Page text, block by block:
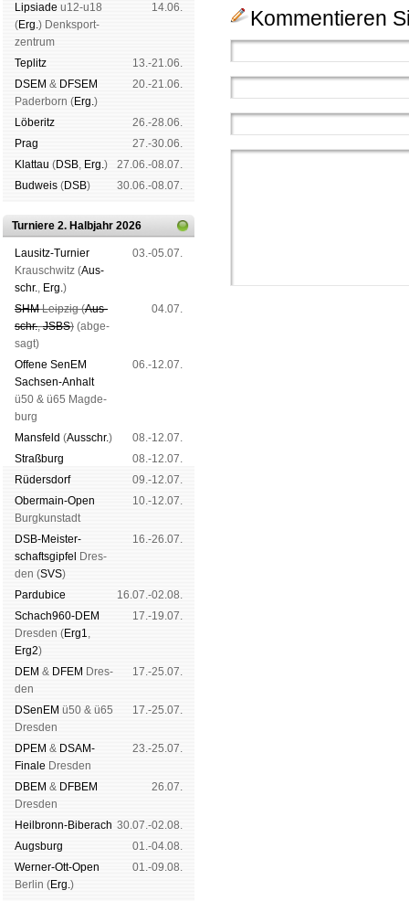
Lipsiade u12-u18
(Erg.) Denk­sport­
zen­trum
14.06.
Tep­litz
13.-21.06.
DSEM & DFSEM
Pader­born (Erg.)
20.-21.06.
Lö­be­ritz
26.-28.06.
Prag
27.-30.06.
Klat­tau (DSB, Erg.)
27.06.-08.07.
Bud­weis (DSB) 30.06.-08.07.
Turniere 2. Halbjahr 2026
Lau­sitz-Tur­nier
Krausch­witz (Aus­
schr., Erg.)
03.-05.07.
SHMLeip­zig (Aus­
schr.,JSBS) (ab­ge­
sagt)
04.07.
Offene SenEM
Sach­sen-An­halt
ü50 & ü65 Mag­de­
burg
06.-12.07.
Mans­feld (Aus­schr.)
08.-12.07.
Straß­burg
08.-12.07.
Rüders­dorf
09.-12.07.
Ober­main-Open
Burg­kun­stadt
10.-12.07.
DSB-Meister­
schafts­gipfel Dres­
den (SVS)
16.-26.07.
Pardu­bice
16.07.-02.08.
Schach960-DEM
Dres­den (Erg1,
Erg2)
17.-19.07.
DEM & DFEM Dres­
den
17.-25.07.
DSenEM ü50 & ü65
Dres­den
17.-25.07.
DPEM & DSAM-
Finale Dres­den
23.-25.07.
DBEM & DFBEM
Dres­den
26.07.
Heil­bronn-Bi­ber­ach 30.07.-02.08.
Augs­burg
01.-04.08.
Werner-Ott-Open
Ber­lin (Erg.)
01.-09.08.
Kommentieren